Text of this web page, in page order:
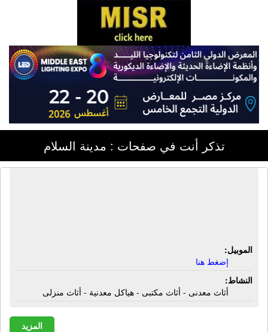
تذكر أنت في صفحات : مدينة السلام
الموبيل:
إضغط هنا
النشاط:
أثاث معدنى - أثاث مكتبى - هياكل معدنية - أثاث منزلى
المزيد